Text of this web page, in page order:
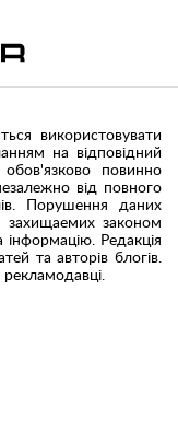
використовувати
на відповідний
обов'язково повинно
від повного
Порушення даних
захищаемих законом
інформацію. Редакція
та авторів блогів.
рекламодавці.